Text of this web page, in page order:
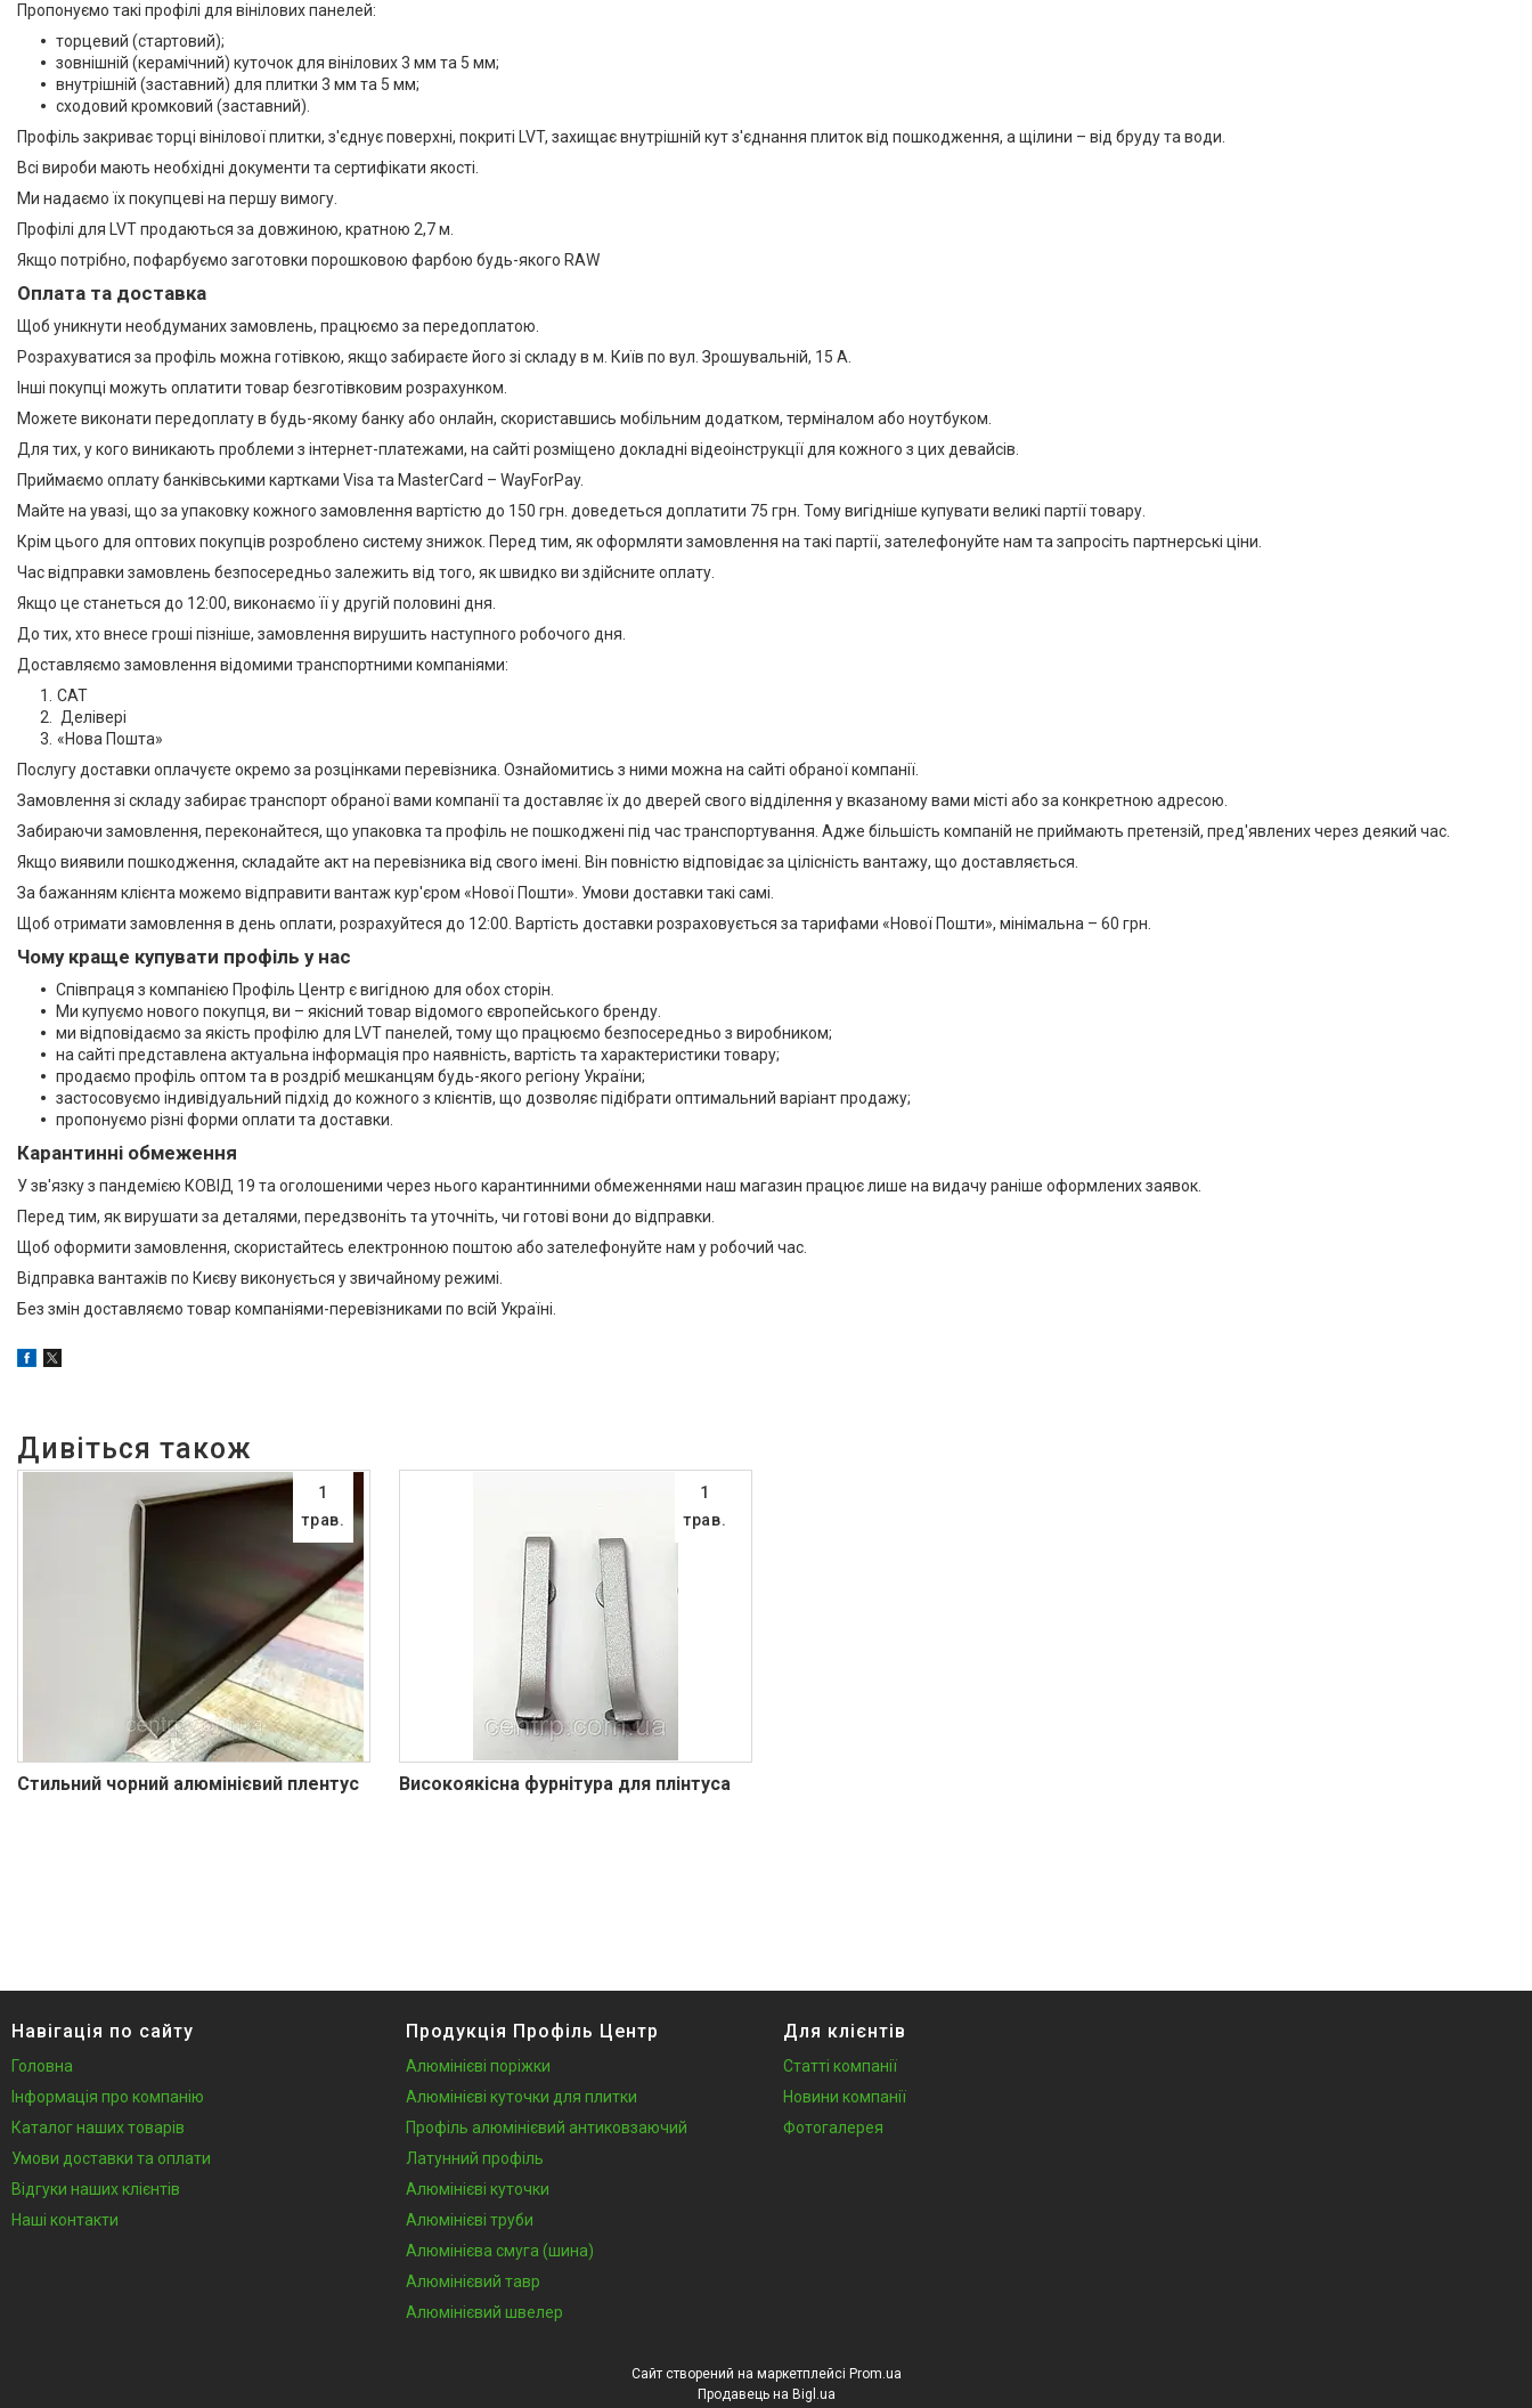
Пропонуємо такі профілі для вінілових панелей:
торцевий (стартовий);
зовнішній (керамічний) куточок для вінілових 3 мм та 5 мм;
внутрішній (заставний) для плитки 3 мм та 5 мм;
сходовий кромковий (заставний).
Профіль закриває торці вінілової плитки, з'єднує поверхні, покриті LVT, захищає внутрішній кут з'єднання плиток від пошкодження, а щілини – від бруду та води.
Всі вироби мають необхідні документи та сертифікати якості.
Ми надаємо їх покупцеві на першу вимогу.
Профілі для LVT продаються за довжиною, кратною 2,7 м.
Якщо потрібно, пофарбуємо заготовки порошковою фарбою будь-якого RAW
Оплата та доставка
Щоб уникнути необдуманих замовлень, працюємо за передоплатою.
Розрахуватися за профіль можна готівкою, якщо забираєте його зі складу в м. Київ по вул. Зрошувальній, 15 А.
Інші покупці можуть оплатити товар безготівковим розрахунком.
Можете виконати передоплату в будь-якому банку або онлайн, скориставшись мобільним додатком, терміналом або ноутбуком.
Для тих, у кого виникають проблеми з інтернет-платежами, на сайті розміщено докладні відеоінструкції для кожного з цих девайсів.
Приймаємо оплату банківськими картками Visa та MasterCard – WayForPay.
Майте на увазі, що за упаковку кожного замовлення вартістю до 150 грн. доведеться доплатити 75 грн. Тому вигідніше купувати великі партії товару.
Крім цього для оптових покупців розроблено систему знижок. Перед тим, як оформляти замовлення на такі партії, зателефонуйте нам та запросіть партнерські ціни.
Час відправки замовлень безпосередньо залежить від того, як швидко ви здійсните оплату.
Якщо це станеться до 12:00, виконаємо її у другій половині дня.
До тих, хто внесе гроші пізніше, замовлення вирушить наступного робочого дня.
Доставляємо замовлення відомими транспортними компаніями:
САТ
Делівері
«Нова Пошта»
Послугу доставки оплачуєте окремо за розцінками перевізника. Ознайомитись з ними можна на сайті обраної компанії.
Замовлення зі складу забирає транспорт обраної вами компанії та доставляє їх до дверей свого відділення у вказаному вами місті або за конкретною адресою.
Забираючи замовлення, переконайтеся, що упаковка та профіль не пошкоджені під час транспортування. Адже більшість компаній не приймають претензій, пред'явлених через деякий час.
Якщо виявили пошкодження, складайте акт на перевізника від свого імені. Він повністю відповідає за цілісність вантажу, що доставляється.
За бажанням клієнта можемо відправити вантаж кур'єром «Нової Пошти». Умови доставки такі самі.
Щоб отримати замовлення в день оплати, розрахуйтеся до 12:00. Вартість доставки розраховується за тарифами «Нової Пошти», мінімальна – 60 грн.
Чому краще купувати профіль у нас
Співпраця з компанією Профіль Центр є вигідною для обох сторін.
Ми купуємо нового покупця, ви – якісний товар відомого європейського бренду.
ми відповідаємо за якість профілю для LVT панелей, тому що працюємо безпосередньо з виробником;
на сайті представлена ​​актуальна інформація про наявність, вартість та характеристики товару;
продаємо профіль оптом та в роздріб мешканцям будь-якого регіону України;
застосовуємо індивідуальний підхід до кожного з клієнтів, що дозволяє підібрати оптимальний варіант продажу;
пропонуємо різні форми оплати та доставки.
Карантинні обмеження
У зв'язку з пандемією КОВІД 19 та оголошеними через нього карантинними обмеженнями наш магазин працює лише на видачу раніше оформлених заявок.
Перед тим, як вирушати за деталями, передзвоніть та уточніть, чи готові вони до відправки.
Щоб оформити замовлення, скористайтесь електронною поштою або зателефонуйте нам у робочий час.
Відправка вантажів по Києву виконується у звичайному режимі.
Без змін доставляємо товар компаніями-перевізниками по всій Україні.
1
трав.
Стильний чорний алюмінієвий плентус
1
трав.
Високоякісна фурнітура для плінтуса
Навігація по сайту
Головна
Інформація про компанію
Каталог наших товарів
Умови доставки та оплати
Відгуки наших клієнтів
Наші контакти
Продукція Профіль Центр
Алюмінієві поріжки
Алюмінієві куточки для плитки
Профіль алюмінієвий антиковзаючий
Латунний профіль
Алюмінієві куточки
Алюмінієві труби
Алюмінієва смуга (шина)
Алюмінієвий тавр
Алюмінієвий швелер
Для клієнтів
Статті компанії
Новини компанії
Фотогалерея
Сайт створений на маркетплейсі Prom.ua
Продавець на Bigl.ua